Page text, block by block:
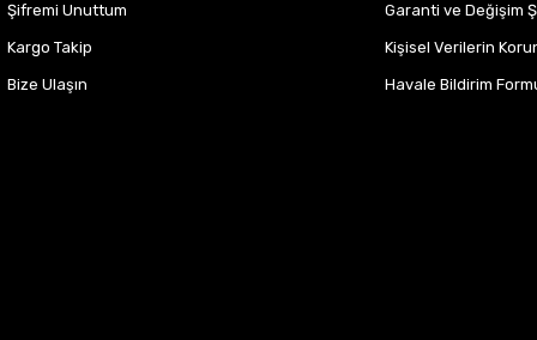
Şifremi Unuttum
Kargo Takip
Bize Ulaşın
Garanti ve Değişim
Kişisel Verilerin
Havale Bildirim